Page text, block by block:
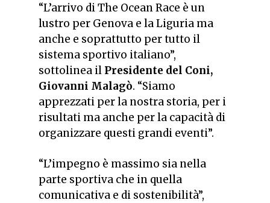
“L’arrivo di The Ocean Race è un
lustro per Genova e la Liguria ma
anche e soprattutto per tutto il
sistema sportivo italiano”,
sottolinea il Presidente del Coni,
Giovanni Malagò. “Siamo
apprezzati per la nostra storia, per i
risultati ma anche per la capacità di
organizzare questi grandi eventi”.
“L’impegno è massimo sia nella
parte sportiva che in quella
comunicativa e di sostenibilità”,